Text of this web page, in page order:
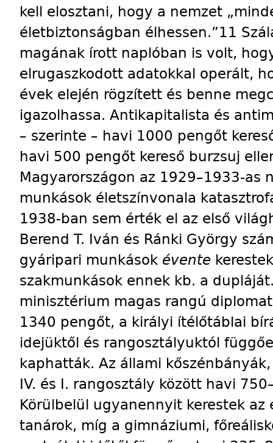
kell elosztani, hogy a nemzet
életbiztonságban élhessen.”11
magának írott naplóban is volt,
elrugaszkodott adatokkal operált,
évek elején rögzített és benne
igazolhassa. Antikapitalista és
– szerinte – havi 1000 pengőt
havi 500 pengőt kereső burzsuj
Magyarországon az 1929–1933-as
munkások életszínvonala
1938-ban sem érték el az első
Berend T. Iván és Ránki György
gyáripari munkások évente
szakmunkások ennek kb. a
minisztérium magas rangú
1340 pengőt, a királyi ítélőtáblai
idejüktől és rangosztályuktól
kaphatták. Az állami
IV. és I. rangosztály között havi
Körülbelül ugyanennyit kerestek
tanárok, míg a gimnáziumi,